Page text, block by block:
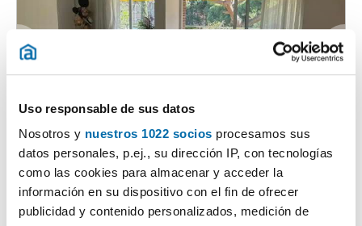
Uso responsable de sus datos
Nosotros y nuestros 1022 socios procesamos sus
datos personales, p.ej., su dirección IP, con tecnologías
como las cookies para almacenar y acceder la
información en su dispositivo con el fin de ofrecer
publicidad y contenido personalizados, medición de
3.500€
68m2 2 Hab 1 Baño
Gavà Mar, Gava
PREMIUM Máx. 10km